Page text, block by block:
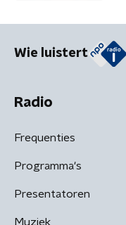
Wie luistert
Radio
Frequenties
Programma's
Presentatoren
Muziek